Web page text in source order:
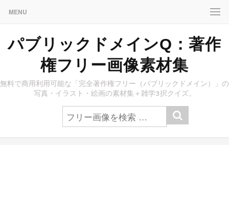
MENU
パブリックドメインQ：著作
権フリー画像素材集
無料で商用利用可能な「完全著作権フリー（パブリックドメイン）」の
写真・イラスト・絵画の素材集＋雑学3択クイズ。